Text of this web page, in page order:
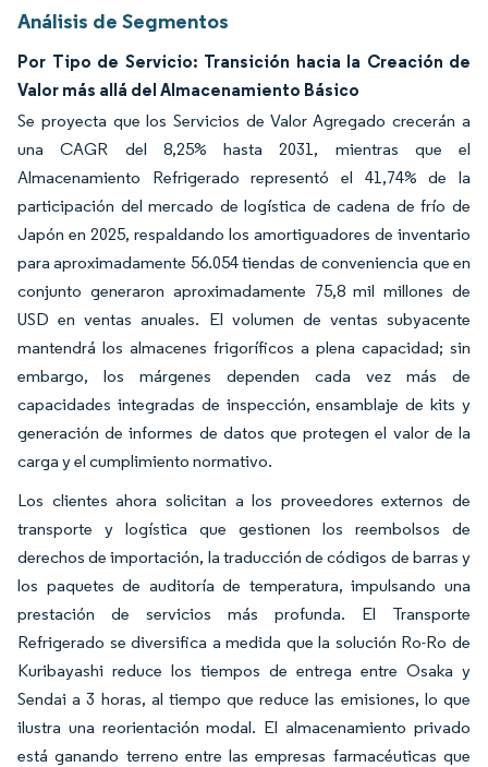
Análisis de Segmentos
Por Tipo de Servicio: Transición hacia la Creación de
Valor más allá del Almacenamiento Básico
Se proyecta que los Servicios de Valor Agregado crecerán a
una CAGR del 8,25% hasta 2031, mientras que el
Almacenamiento Refrigerado representó el 41,74% de la
participación del mercado de logística de cadena de frío de
Japón en 2025, respaldando los amortiguadores de inventario
para aproximadamente 56.054 tiendas de conveniencia que en
conjunto generaron aproximadamente 75,8 mil millones de
USD en ventas anuales. El volumen de ventas subyacente
mantendrá los almacenes frigoríficos a plena capacidad; sin
embargo, los márgenes dependen cada vez más de
capacidades integradas de inspección, ensamblaje de kits y
generación de informes de datos que protegen el valor de la
carga y el cumplimiento normativo.
Los clientes ahora solicitan a los proveedores externos de
transporte y logística que gestionen los reembolsos de
derechos de importación, la traducción de códigos de barras y
los paquetes de auditoría de temperatura, impulsando una
prestación de servicios más profunda. El Transporte
Refrigerado se diversifica a medida que la solución Ro-Ro de
Kuribayashi reduce los tiempos de entrega entre Osaka y
Sendai a 3 horas, al tiempo que reduce las emisiones, lo que
ilustra una reorientación modal. El almacenamiento privado
está ganando terreno entre las empresas farmacéuticas que